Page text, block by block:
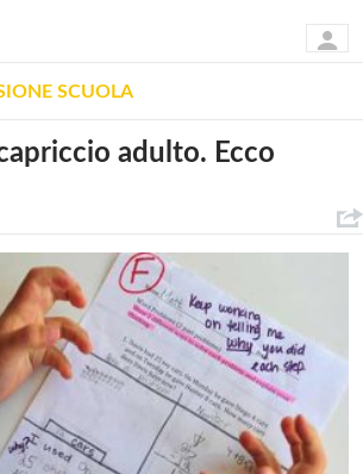
SCUOLA
adulto. Ecco